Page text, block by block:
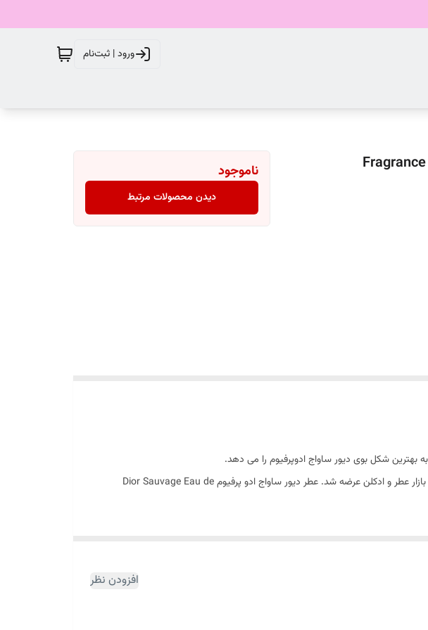
ورود | ثبت‌نام
ناموجود
دیدن محصولات مرتبط
بهترین شکل بوی دیور ساواج ادوپرفیوم را می دهد.
عطر دیور ساواج ادو پرفیوم Dior Sauvage Eau de Parfum عطری است معتدل و تلخ. این عطر در سال ۲۰۱۸ به بازار عطر و ادکلن عرضه شد. عطر دیور ساواج ادو پرفیوم Dior Sauvage Eau de
عین خنک بودن ماندگاری و پخش بوی بسیار چشمگیری هم دارند و در نتیجه عطر
افزودن نظر